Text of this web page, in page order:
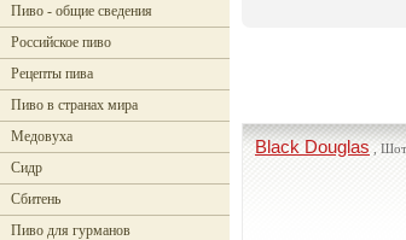
Пиво - общие сведения
Российское пиво
Рецепты пива
Пиво в странах мира
Медовуха
Сидр
Сбитень
Пиво для гурманов
Black Douglas,